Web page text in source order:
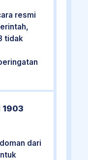
resmi
tidak
1903
dari